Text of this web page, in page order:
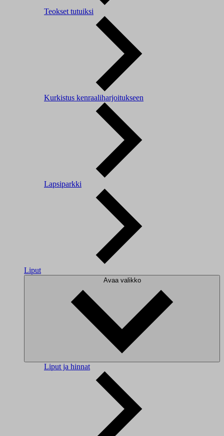
Teokset tutuiksi
Kurkistus kenraaliharjoitukseen
Lapsiparkki
Liput
Avaa valikko
Liput ja hinnat